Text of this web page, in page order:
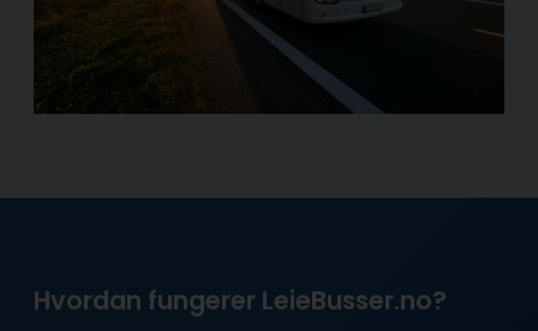
Hvordan fungerer LeieBusser.no?